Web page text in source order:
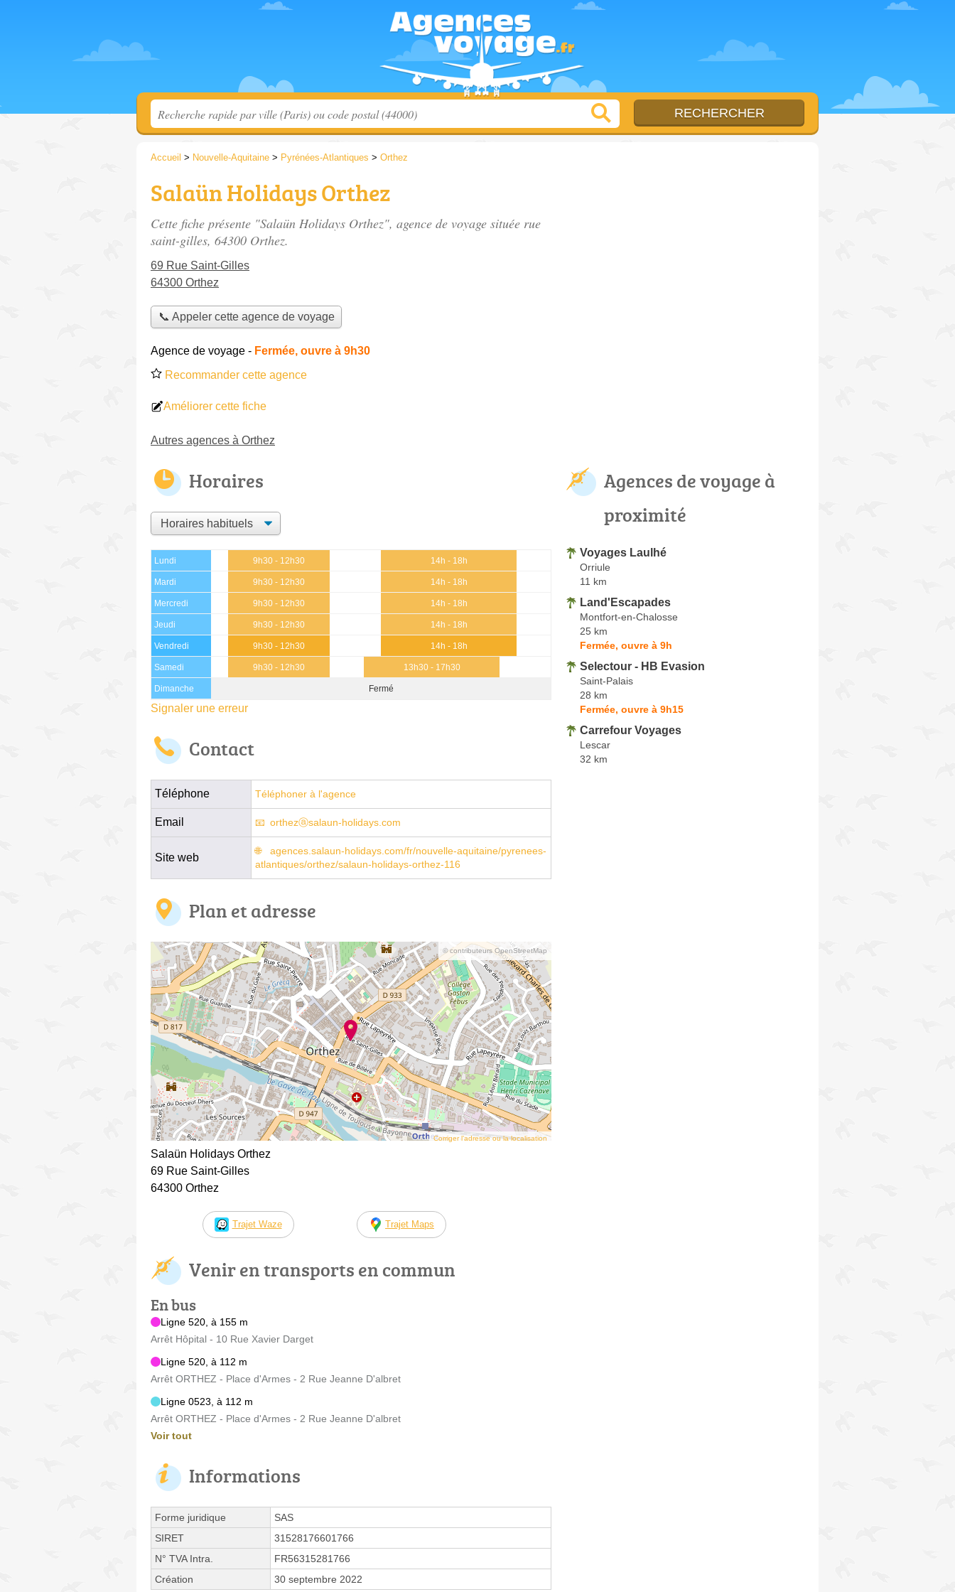
Accueil > Nouvelle-Aquitaine > Pyrénées-Atlantiques > Orthez
Salaün Holidays Orthez
Cette fiche présente "Salaün Holidays Orthez", agence de voyage située rue
saint-gilles, 64300 Orthez.
69 Rue Saint-Gilles
64300 Orthez
📞 Appeler cette agence de voyage
Agence de voyage - Fermée, ouvre à 9h30
Recommander cette agence
Améliorer cette fiche
Autres agences à Orthez
Horaires
Lundi 9h30 - 12h30 14h - 18h
Mardi 9h30 - 12h30 14h - 18h
Mercredi 9h30 - 12h30 14h - 18h
Jeudi 9h30 - 12h30 14h - 18h
Vendredi 9h30 - 12h30 14h - 18h
Samedi 9h30 - 12h30 13h30 - 17h30
Dimanche Fermé
Signaler une erreur
Contact
Téléphone Téléphoner à l'agence
Email orthezⓐsalaun-holidays.com
Site web
agences.salaun-holidays.com/fr/nouvelle-aquitaine/pyrenees-
atlantiques/orthez/salaun-holidays-orthez-116
Plan et adresse
© contributeurs OpenStreetMap
Corriger l’adresse ou la localisation
Salaün Holidays Orthez
69 Rue Saint-Gilles
64300 Orthez
Trajet Waze Trajet Maps
Venir en transports en commun
En bus
Ligne 520, à 155 m
Arrêt Hôpital - 10 Rue Xavier Darget
Ligne 520, à 112 m
Arrêt ORTHEZ - Place d'Armes - 2 Rue Jeanne D'albret
Ligne 0523, à 112 m
Arrêt ORTHEZ - Place d'Armes - 2 Rue Jeanne D'albret
Voir tout
Informations
Forme juridique
SAS
SIRET
31528176601766
N° TVA Intra.
FR56315281766
Création
30 septembre 2022
Agences de voyage à
proximité
Voyages Laulhé
Orriule
11 km
Land'Escapades
Montfort-en-Chalosse
25 km
Fermée, ouvre à 9h
Selectour - HB Evasion
Saint-Palais
28 km
Fermée, ouvre à 9h15
Carrefour Voyages
Lescar
32 km